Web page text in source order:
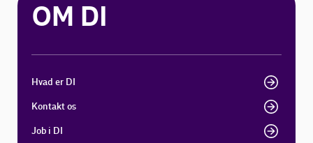
OM DI
Hvad er DI
Kontakt os
Job i DI